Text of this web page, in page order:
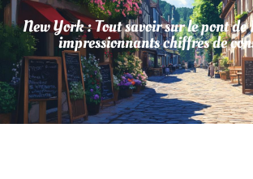
New York : Tout savoir sur le pont de
impressionnants chiffres de